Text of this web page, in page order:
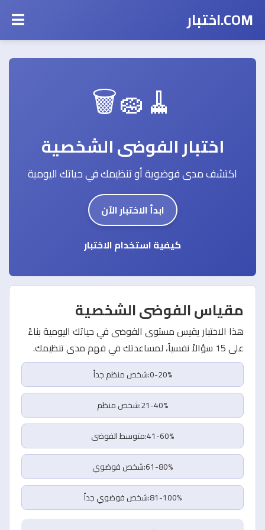
COM.اختبار
🧹🧽🗑️
اختبار الفوضى الشخصية
اكتشف مدى فوضوية أو تنظيمك في حياتك اليومية
ابدأ الاختبار الآن
كيفية استخدام الاختبار
مقياس الفوضى الشخصية
هذا الاختبار يقيس مستوى الفوضى في حياتك اليومية بناءً
على 15 سؤالاً نفسياً، لمساعدتك في فهم مدى تنظيمك.
0-20%:شخص منظم جداً
21-40%:شخص منظم
41-60%:متوسط الفوضى
61-80%:شخص فوضوي
81-100%:شخص فوضوي جداً